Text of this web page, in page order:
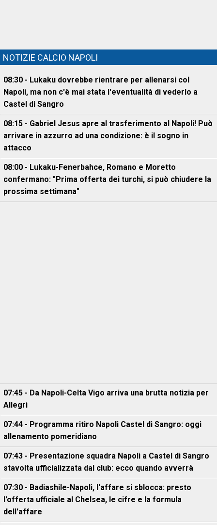
NOTIZIE CALCIO NAPOLI
08:30 - Lukaku dovrebbe rientrare per allenarsi col
Napoli, ma non c'è mai stata l'eventualità di vederlo a
Castel di Sangro
08:15 - Gabriel Jesus apre al trasferimento al Napoli! Può
arrivare in azzurro ad una condizione: è il sogno in
attacco
08:00 - Lukaku-Fenerbahce, Romano e Moretto
confermano: "Prima offerta dei turchi, si può chiudere la
prossima settimana"
07:45 - Da Napoli-Celta Vigo arriva una brutta notizia per
Allegri
07:44 - Programma ritiro Napoli Castel di Sangro: oggi
allenamento pomeridiano
07:43 - Presentazione squadra Napoli a Castel di Sangro
stavolta ufficializzata dal club: ecco quando avverrà
07:30 - Badiashile-Napoli, l'affare si sblocca: presto
l'offerta ufficiale al Chelsea, le cifre e la formula
dell'affare